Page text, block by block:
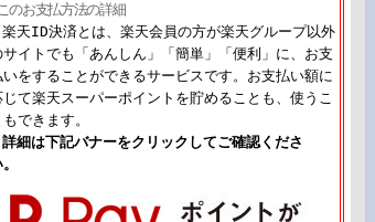
のお支払方法の詳細
楽天ID決済とは、楽天会員の方が楽天グループ以外
サイトでも「あんしん」「簡単」「便利」に、お支
いをすることができるサービスです。お支払い額に
じて楽天スーパーポイントを貯めることも、使うこ
もできます。
詳細は下記バナーをクリックしてご確認くださ